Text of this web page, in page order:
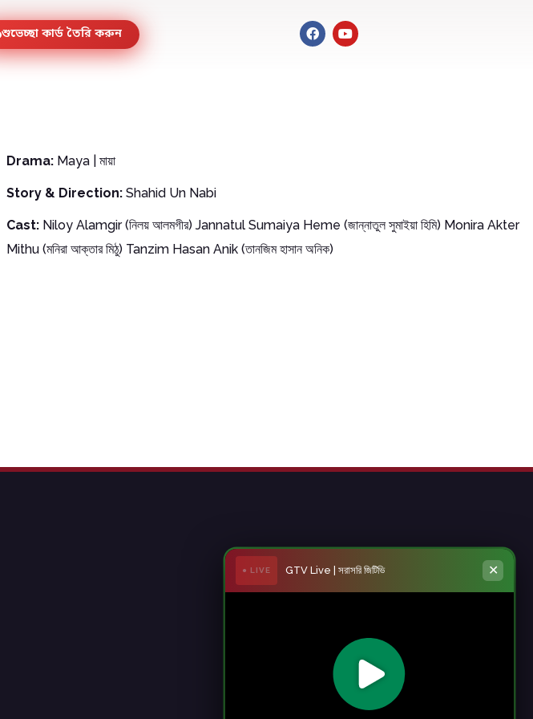
শুভেচ্ছা কার্ড তৈরি করুন
Drama: Maya | মায়া
Story & Direction: Shahid Un Nabi
Cast: Niloy Alamgir (নিলয় আলমগীর) Jannatul Sumaiya Heme (জান্নাতুল সুমাইয়া হিমি) Monira Akter
Mithu (মনিরা আক্তার মিঠু) Tanzim Hasan Anik (তানজিম হাসান অনিক)
● LIVE GTV Live | সরাসরি জিটিভি ✕